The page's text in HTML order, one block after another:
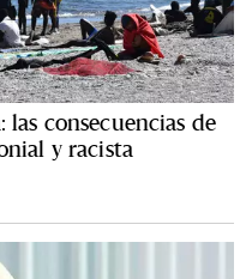
consecuencias de
y racista